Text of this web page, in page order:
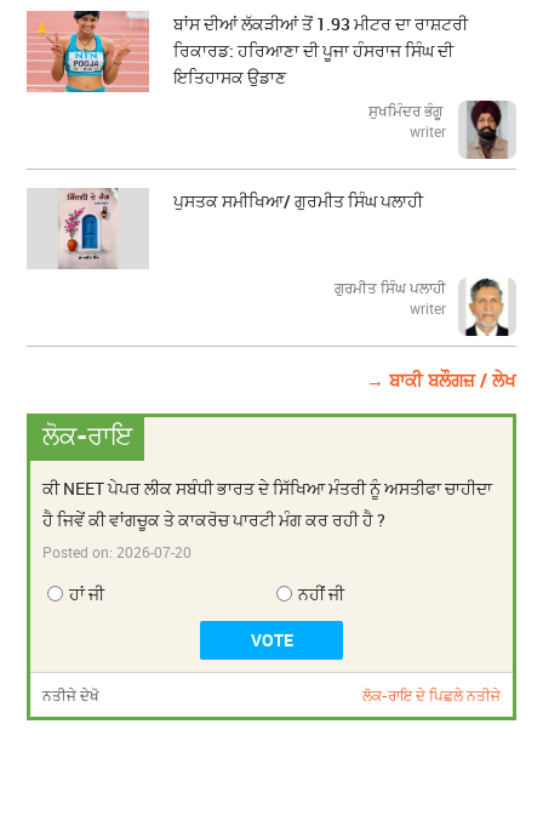
ਬਾਂਸ ਦੀਆਂ ਲੱਕੜੀਆਂ ਤੋਂ 1.93 ਮੀਟਰ ਦਾ ਰਾਸ਼ਟਰੀ
ਰਿਕਾਰਡ: ਹਰਿਆਣਾ ਦੀ ਪੂਜਾ ਹੰਸਰਾਜ ਸਿੰਘ ਦੀ
ਇਤਿਹਾਸਕ ਉਡਾਣ
ਸੁਖਮਿੰਦਰ ਭੰਗੂ
writer
ਪੁਸਤਕ ਸਮੀਖਿਆ/ ਗੁਰਮੀਤ ਸਿੰਘ ਪਲਾਹੀ
ਗੁਰਮੀਤ ਸਿੰਘ ਪਲਾਹੀ
writer
→ ਬਾਕੀ ਬਲੌਗਜ਼ / ਲੇਖ
ਲੋਕ-ਰਾਇ
ਕੀ NEET ਪੇਪਰ ਲੀਕ ਸਬੰਧੀ ਭਾਰਤ ਦੇ ਸਿੱਖਿਆ ਮੰਤਰੀ ਨੂੰ ਅਸਤੀਫਾ ਚਾਹੀਦਾ
ਹੈ ਜਿਵੇਂ ਕੀ ਵਾਂਗਚੂਕ ਤੇ ਕਾਕਰੋਚ ਪਾਰਟੀ ਮੰਗ ਕਰ ਰਹੀ ਹੈ ?
Posted on:2026-07-20
ਹਾਂ ਜੀ ਨਹੀਂ ਜੀ
ਨਤੀਜੇ ਦੇਖੋ ਲੋਕ-ਰਾਇ ਦੇ ਪਿਛਲੇ ਨਤੀਜੇ